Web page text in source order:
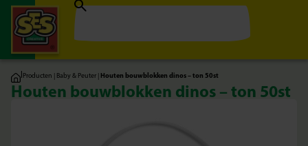
|Producten | Baby & Peuter | Houten bouwblokken dinos – ton 50st
Houten bouwblokken dinos – ton 50st